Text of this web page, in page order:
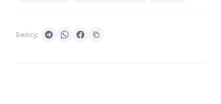
Бөлісу: